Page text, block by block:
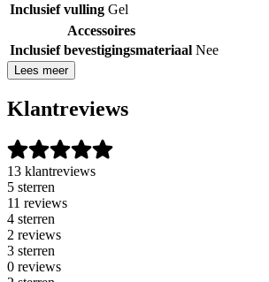
Inclusief vulling Gel
Accessoires
Inclusief bevestigingsmateriaal Nee
Lees meer
Klantreviews
13 klantreviews
5 sterren
11 reviews
4 sterren
2 reviews
3 sterren
0 reviews